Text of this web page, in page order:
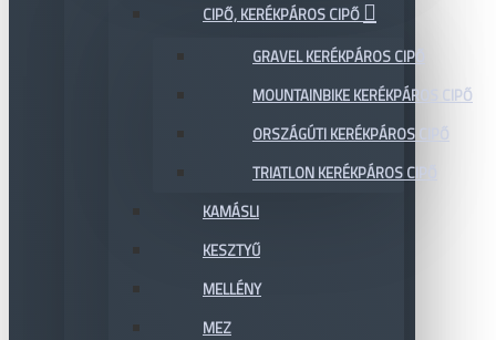
CIPŐ, KERÉKPÁROS CIPŐ
GRAVEL KERÉKPÁROS CIPŐ
MOUNTAINBIKE KERÉKPÁROS CIPŐ
ORSZÁGÚTI KERÉKPÁROS CIPŐ
TRIATLON KERÉKPÁROS CIPŐ
KAMÁSLI
KESZTYŰ
MELLÉNY
MEZ